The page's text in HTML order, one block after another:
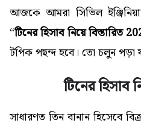
আজকে আমরা সিভিল
“টিনের হিসাব নিয়ে বিস্তারিত
টপিক পছন্দ হবে। তো চলুন পড়া
টিনের হিসাব
সাধারণত তিন বানান হিসেবে